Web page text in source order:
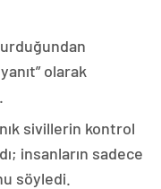
olarak
sivillerin kontrol
insanların sadece
söyledi.